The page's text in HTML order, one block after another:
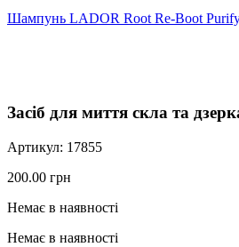
Шампунь LADOR Root Re-Boot
Засіб для миття скла та
Артикул: 17855
200.00 грн
Немає в наявності
Немає в наявності